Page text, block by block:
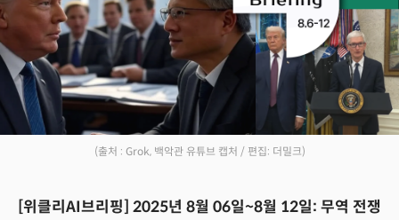
(출처 : Grok, 백악관 유튜브 캡처 / 편집: 더밀크)
[위클리AI브리핑] 2025년 8월 06일~8월 12일: 무역 전쟁